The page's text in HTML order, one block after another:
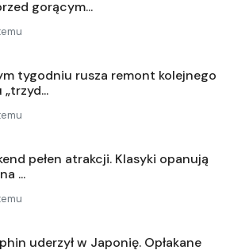
gorącym...
tygodniu rusza remont kolejnego
pełen atrakcji. Klasyki opanują
...
uderzył w Japonię. Opłakane